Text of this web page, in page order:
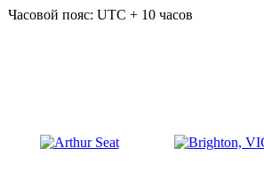
Часовой пояс: UTC + 10 часов